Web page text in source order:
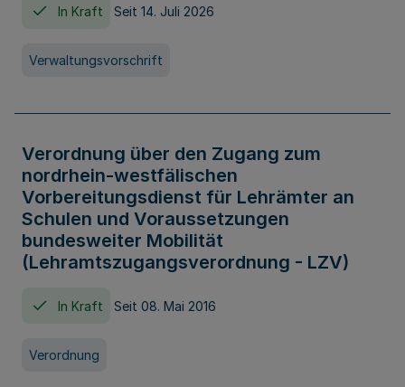
In Kraft Seit 14. Juli 2026
Verwaltungsvorschrift
Verordnung über den Zugang zum
nordrhein-westfälischen
Vorbereitungsdienst für Lehrämter an
Schulen und Voraussetzungen
bundesweiter Mobilität
(Lehramtszugangsverordnung - LZV)
In Kraft Seit 08. Mai 2016
Verordnung